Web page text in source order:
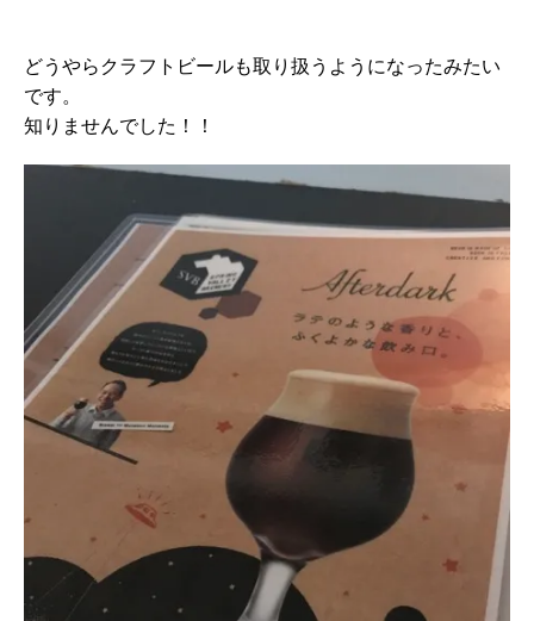
どうやらクラフトビールも取り扱うようになったみたい
です。
知りませんでした！！